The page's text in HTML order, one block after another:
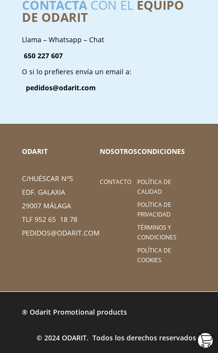
CONTACTACON EL EQUIPO
DE ODARIT
Llama – Whatsapp – Chat
650 227 607
O si lo prefieres envía un email a:
pedidos@odarit.com
ODARIT
C/HUÉSCAR Nº5
EDF. GALAXIA
29007 MÁLAGA
TLF 952 65 18 78
PEDIDOS@ODARIT.COM
NOSOTROS
CONTACTO
CONDICIONES
POLÍTICA DE
CALIDAD
POLÍTICA DE
PRIVACIDAD
TÉRMINOS Y
CONDICIONES
POLÍTICA DE
COOKIES
® Odarit Promotional products
© 2024 ODARIT. Todos los derechos reservados